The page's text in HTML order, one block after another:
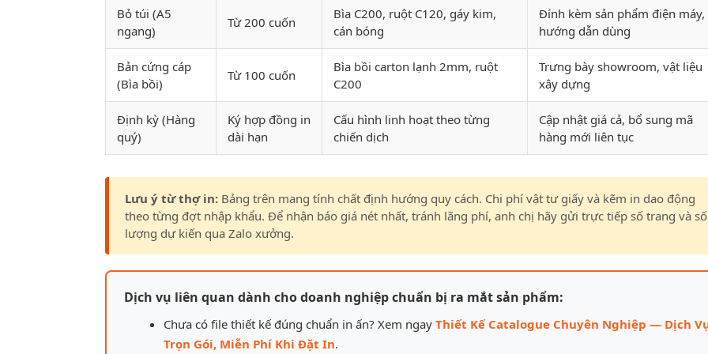
Bỏ túi (A5
ngang)
Từ 200 cuốn
Bìa C200, ruột C120, gáy kim,
cán bóng
Đính kèm sản phẩm điện máy,
hướng dẫn dùng
Bản cứng cáp
(Bìa bồi)
Từ 100 cuốn
Bìa bồi carton lạnh 2mm, ruột
C200
Trưng bày showroom, vật liệu
xây dựng
Định kỳ (Hàng
quý)
Ký hợp đồng in
dài hạn
Cấu hình linh hoạt theo từng
chiến dịch
Cập nhật giá cả, bổ sung mã
hàng mới liên tục
Lưu ý từ thợ in: Bảng trên mang tính chất định hướng quy cách. Chi phí vật tư giấy và kẽm in dao động
theo từng đợt nhập khẩu. Để nhận báo giá nét nhất, tránh lãng phí, anh chị hãy gửi trực tiếp số trang và số
lượng dự kiến qua Zalo xưởng.
Dịch vụ liên quan dành cho doanh nghiệp chuẩn bị ra mắt sản phẩm:
Chưa có file thiết kế đúng chuẩn in ấn? Xem ngay Thiết Kế Catalogue Chuyên Nghiệp — Dịch
Trọn Gói, Miễn Phí Khi Đặt In.